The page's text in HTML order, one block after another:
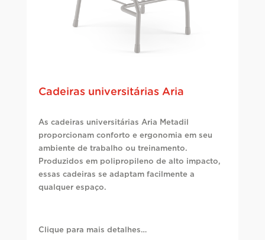
Cadeiras universitárias Aria
As cadeiras universitárias Aria Metadil
proporcionam conforto e ergonomia em seu
ambiente de trabalho ou treinamento.
Produzidos em polipropileno de alto impacto,
essas cadeiras se adaptam facilmente a
qualquer espaço.
Clique para mais detalhes…